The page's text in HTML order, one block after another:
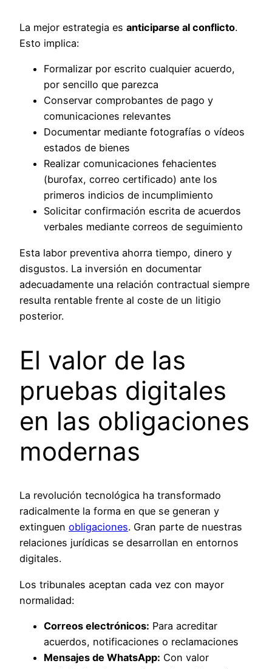
La mejor estrategia es anticiparse al conflicto.
Esto implica:
Formalizar por escrito cualquier acuerdo,
por sencillo que parezca
Conservar comprobantes de pago y
comunicaciones relevantes
Documentar mediante fotografías o vídeos
estados de bienes
Realizar comunicaciones fehacientes
(burofax, correo certificado) ante los
primeros indicios de incumplimiento
Solicitar confirmación escrita de acuerdos
verbales mediante correos de seguimiento
Esta labor preventiva ahorra tiempo, dinero y
disgustos. La inversión en documentar
adecuadamente una relación contractual siempre
resulta rentable frente al coste de un litigio
posterior.
El valor de las
pruebas digitales
en las obligaciones
modernas
La revolución tecnológica ha transformado
radicalmente la forma en que se generan y
extinguen obligaciones. Gran parte de nuestras
relaciones jurídicas se desarrollan en entornos
digitales.
Los tribunales aceptan cada vez con mayor
normalidad:
Correos electrónicos: Para acreditar
acuerdos, notificaciones o reclamaciones
Mensajes de WhatsApp: Con valor